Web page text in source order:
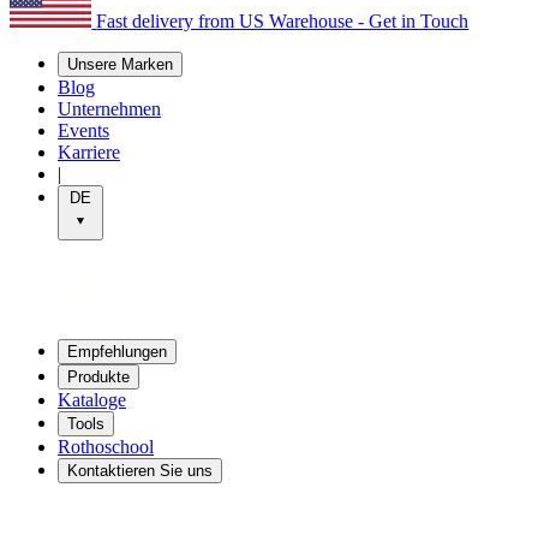
Fast delivery from US Warehouse - Get in Touch
Unsere Marken
Blog
Unternehmen
Events
Karriere
|
DE
Empfehlungen
Produkte
Kataloge
Tools
Rothoschool
Kontaktieren Sie uns